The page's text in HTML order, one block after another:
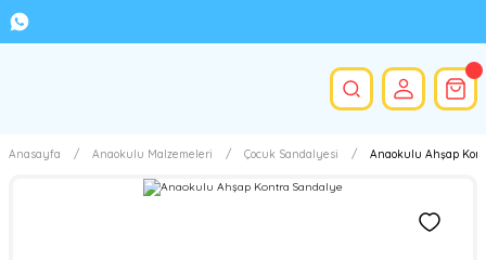
Anasayfa Anaokulu Malzemeleri Çocuk Sandalyesi Anaokulu Ahşap